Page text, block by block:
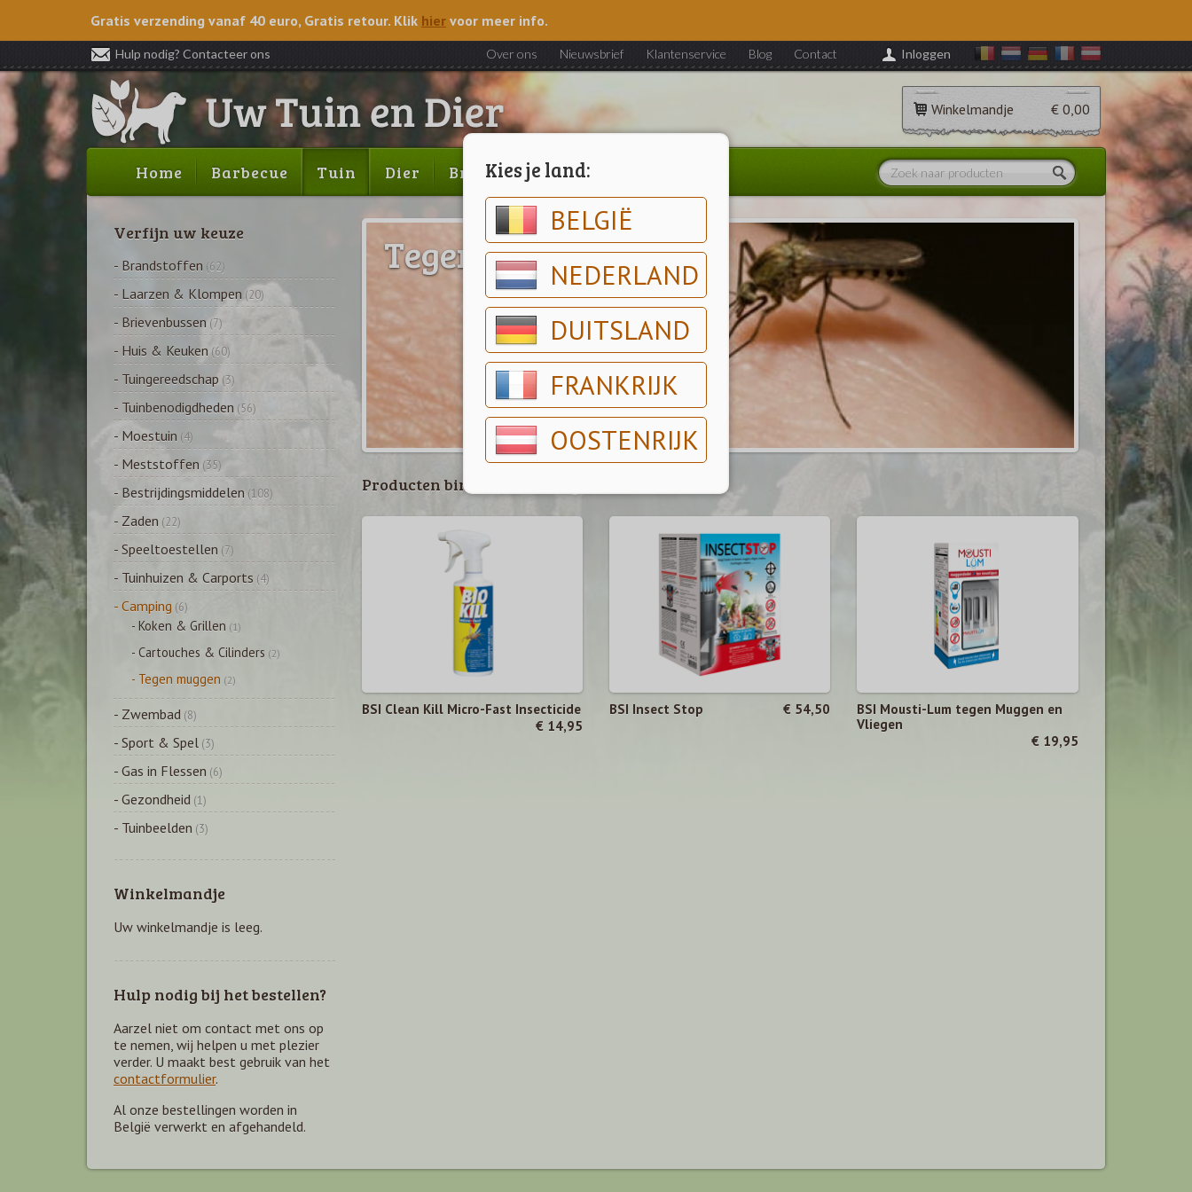
Kies je land:
BELGIË
NEDERLAND
DUITSLAND
FRANKRIJK
OOSTENRIJK
Gratis verzending vanaf 40 euro, Gratis retour. Klik hier voor meer info.
Hulp nodig? Contacteer ons Over ons Nieuwsbrief Klantenservice Blog Contact Inloggen
Winkelmandje € 0,00
Home Barbecue Tuin Dier Brood & gebak
Tegen muggen
Producten binnen deze categorie
BSI Clean Kill Micro-Fast Insecticide
€ 14,95
BSI Insect Stop € 54,50
BSI Mousti-Lum tegen Muggen en
Vliegen
€ 19,95
Verfijn uw keuze
- Brandstoffen (62)
- Laarzen & Klompen (20)
- Brievenbussen (7)
- Huis & Keuken (60)
- Tuingereedschap (3)
- Tuinbenodigdheden (56)
- Moestuin (4)
- Meststoffen (35)
- Bestrijdingsmiddelen (108)
- Zaden (22)
- Speeltoestellen (7)
- Tuinhuizen & Carports (4)
- Camping (6)
- Koken & Grillen (1)
- Cartouches & Cilinders (2)
- Tegen muggen (2)
- Zwembad (8)
- Sport & Spel (3)
- Gas in Flessen (6)
- Gezondheid (1)
- Tuinbeelden (3)
Winkelmandje
Uw winkelmandje is leeg.
Hulp nodig bij het bestellen?
Aarzel niet om contact met ons op
te nemen, wij helpen u met plezier
verder. U maakt best gebruik van het
contactformulier.
Al onze bestellingen worden in
België verwerkt en afgehandeld.